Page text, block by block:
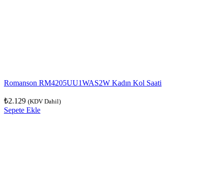
Romanson RM4205UU1WAS2W Kadın Kol Saati
₺2.129 (KDV Dahil)
Sepete Ekle